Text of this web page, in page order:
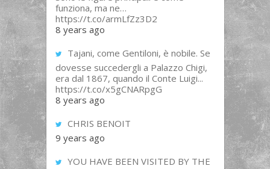
funziona, ma ne…
https://t.co/armLfZz3D2
8 years ago
Tajani, come Gentiloni, è nobile. Se
dovesse succedergli a Palazzo Chigi,
era dal 1867, quando il Conte Luigi...
https://t.co/x5gCNARpgG
8 years ago
CHRIS BENOIT
9 years ago
YOU HAVE BEEN VISITED BY THE